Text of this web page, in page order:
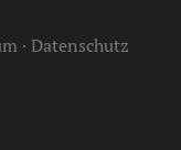
Datenschutz